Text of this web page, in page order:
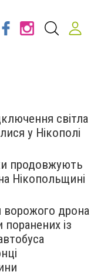
світла
у Нікополі
продовжують
Нікопольщині
ворожого дрона
із